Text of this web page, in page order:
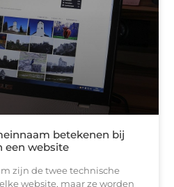
betekenen bij
een website
zijn de twee technische
website, maar ze worden